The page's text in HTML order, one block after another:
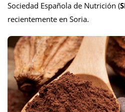
Sociedad Española de Nutrición (
recientemente en Soria.